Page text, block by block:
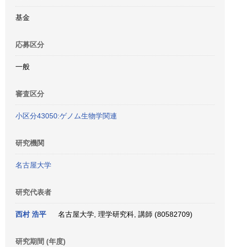
基金
応募区分
一般
審査区分
小区分43050:ゲノム生物学関連
研究機関
名古屋大学
研究代表者
西村 浩平 名古屋大学, 理学研究科, 講師 (80582709)
研究期間 (年度)